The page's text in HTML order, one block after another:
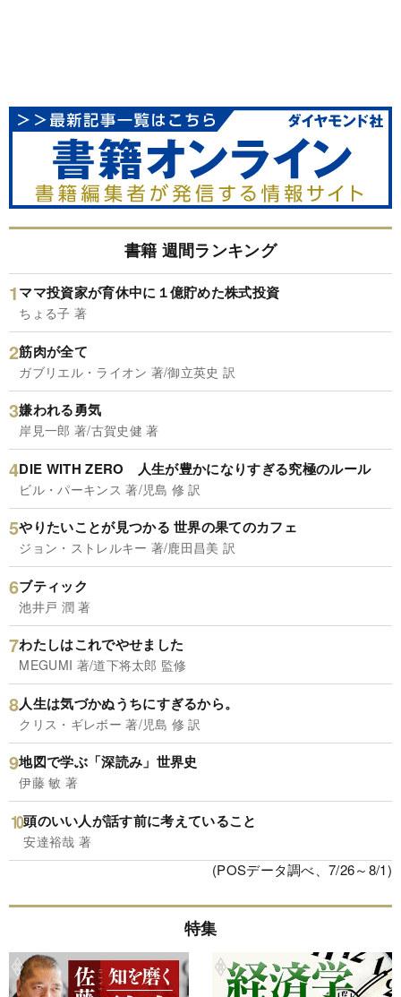
書籍 週間ランキング
ママ投資家が育休中に１億貯めた株式投資
ちょる子 著
筋肉が全て
ガブリエル・ライオン 著/御立英史 訳
嫌われる勇気
岸見一郎 著/古賀史健 著
DIE WITH ZERO 人生が豊かになりすぎる究極のルール
ビル・パーキンス 著/児島 修 訳
やりたいことが見つかる 世界の果てのカフェ
ジョン・ストレルキー 著/鹿田昌美 訳
ブティック
池井戸 潤 著
わたしはこれでやせました
MEGUMI 著/道下将太郎 監修
人生は気づかぬうちにすぎるから。
クリス・ギレボー 著/児島 修 訳
地図で学ぶ「深読み」世界史
伊藤 敏 著
頭のいい人が話す前に考えていること
安達裕哉 著
(POSデータ調べ、7/26～8/1)
特集